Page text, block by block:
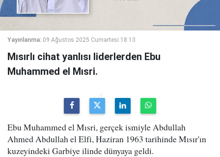
Yayınlanma: 09 Ağustos 2025 Cumartesi 18:13
Mısırlı cihat yanlısı liderlerden Ebu
Muhammed el Mısri.
Ebu Muhammed el Mısri, gerçek ismiyle Abdullah
Ahmed Abdullah el Elfi, Haziran 1963 tarihinde Mısır'ın
kuzeyindeki Garbiye ilinde dünyaya geldi.